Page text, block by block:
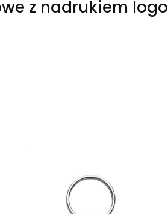
z nadrukiem logo